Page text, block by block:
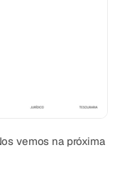
vemos na próxima